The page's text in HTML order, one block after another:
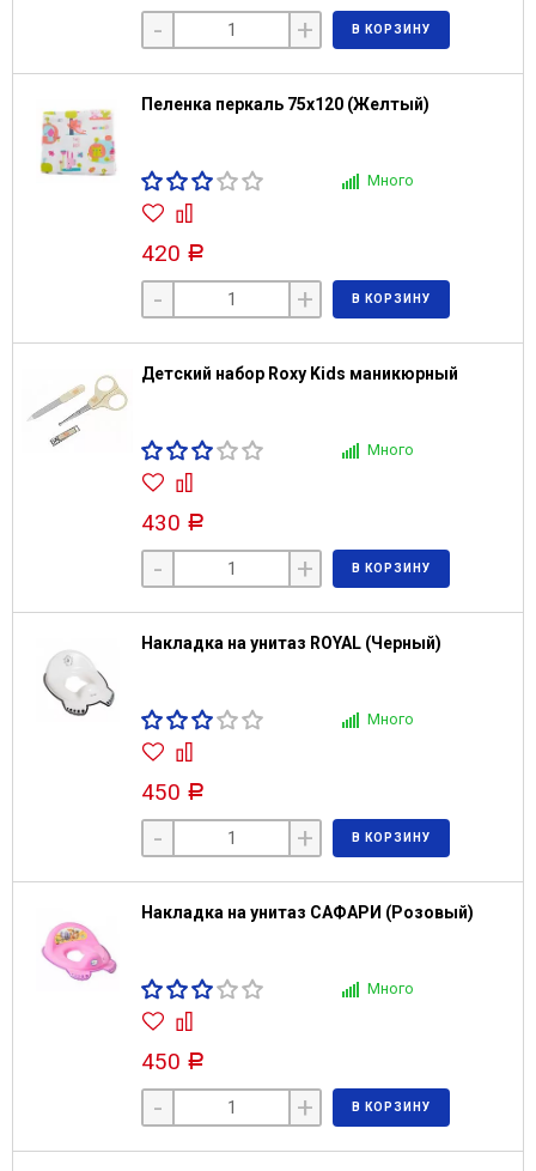
- + В КОРЗИНУ
Пеленка перкаль 75х120 (Желтый)
Много
420 Р
- + В КОРЗИНУ
Детский набор Roxy Kids маникюрный
Много
430 Р
- + В КОРЗИНУ
Накладка на унитаз ROYAL (Черный)
Много
450 Р
- + В КОРЗИНУ
Накладка на унитаз САФАРИ (Розовый)
Много
450 Р
- + В КОРЗИНУ